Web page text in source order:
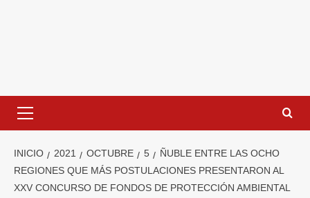
INICIO 2021 OCTUBRE 5
ÑUBLE ENTRE LAS OCHO
REGIONES QUE MÁS POSTULACIONES PRESENTARON AL
XXV CONCURSO DE FONDOS DE PROTECCIÓN AMBIENTAL